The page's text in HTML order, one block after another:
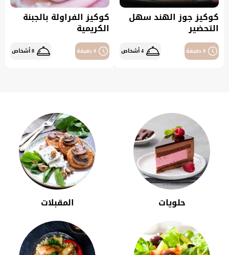
كوكيز جوز الهند سهل
التحضير
0 دقيقة 4 أشخاص
كوكيز الفراولة بالجبنة
الكريمية
0 دقيقة 8 أشخاص
حلويات المقبلات